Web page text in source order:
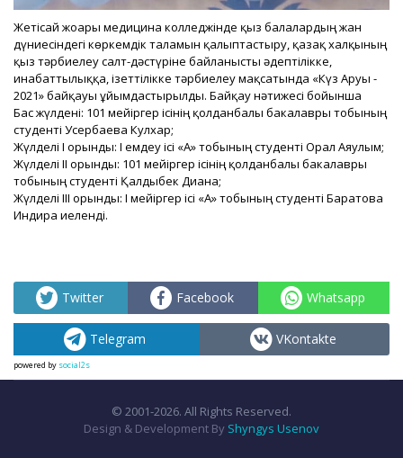
Жетісай жоғары медицина колледжінде қыз балалардың жан
дүниесіндегі көркемдік талғамын қалыптастыру, қазақ халқының
қыз тәрбиелеу салт-дәстүріне байланысты әдептілікке,
инабаттылыққа, ізеттілікке тәрбиелеу мақсатында «Күз Аруы -
2021» байқауы ұйымдастырылды. Байқау нәтижесі бойынша
Бас жүлдені: 101 мейіргер ісінің қолданбалы бакалавры тобының
студенті Усербаева Кулхар;
Жүлделі І орынды: І емдеу ісі «А» тобының студенті Орал Аяулым;
Жүлделі ІІ орынды: 101 мейіргер ісінің қолданбалы бакалавры
тобының студенті Қалдыбек Диана;
Жүлделі ІІІ орынды: І мейіргер ісі «А» тобының студенті Баратова
Индира иеленді.
Twitter Facebook Whatsapp
Telegram VKontakte
powered by social2s
© 2001-2026. All Rights Reserved.
Design & Development By Shyngys Usenov